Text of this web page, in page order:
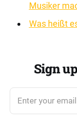
Musiker
Was heißt
Sign
Enter your email